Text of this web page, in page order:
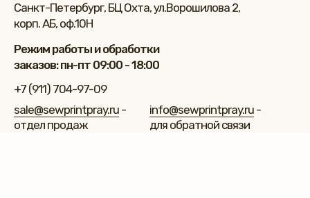
Санкт-Петербург, БЦ Охта, ул.Ворошилова 2,
корп. АБ, оф.10Н
+7 (911) 704-97-09
sale@sewprintpray.ru -
отдел продаж
Режим работы и обработки
заказов: пн-пт 09:00 - 18:00
info@sewprintpray.ru -
для обратной связи